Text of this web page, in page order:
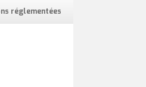
réglementées